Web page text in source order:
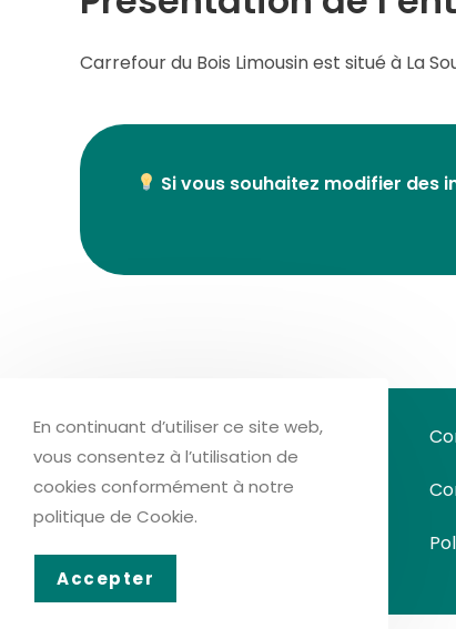
Carrefour du Bois Limousin est situé à La
Si vous souhaitez modifier des
Bois de Chauffage Energie
En continuant d’utiliser ce site web,
vous consentez à l’utilisation de
cookies conformément à notre
politique de Cookie.
Accepter